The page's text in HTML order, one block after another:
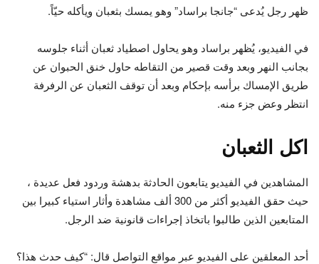
ظهر رجل يُدعى “جانجا براساد” وهو يمسك بثعبان ويأكله حيّاً.
في الفيديو، يُظهر براساد وهو يحاول اصطياد ثعبان أثناء جلوسه
بجانب النهر وبعد وقت قصير من التقاطه حاول خنق الحبوان عن
طريق الإمساك برأسه بإحكام وبعد أن توقف الثعبان عن الرفرفة
انتظر وعض جزء منه.
اكل الثعبان
المشاهدين في الفيديو يتابعون الحادثة بدهشة وردود فعل عديدة ،
حيث حقق الفيديو أكثر من 300 ألف مشاهدة وأثار استياء كبيرا بين
المتابعين الذين طالبوا باتخاذ إجراءات قانونية ضد الرجل.
أحد المعلقين على الفيديو عبر مواقع التواصل قال: “كيف حدث هذا؟